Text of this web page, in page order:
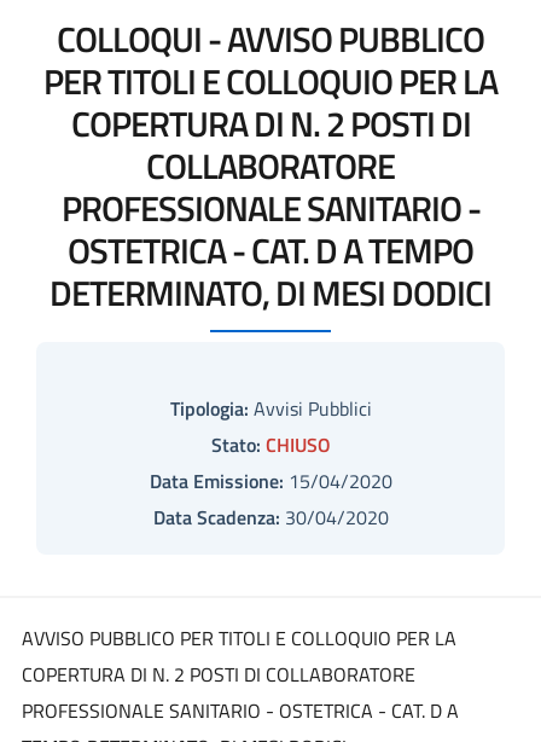
COLLOQUI - AVVISO PUBBLICO
PER TITOLI E COLLOQUIO PER LA
COPERTURA DI N. 2 POSTI DI
COLLABORATORE
PROFESSIONALE SANITARIO -
OSTETRICA - CAT. D A TEMPO
DETERMINATO, DI MESI DODICI
Tipologia: Avvisi Pubblici
Stato: CHIUSO
Data Emissione: 15/04/2020
Data Scadenza: 30/04/2020
AVVISO PUBBLICO PER TITOLI E COLLOQUIO PER LA
COPERTURA DI N. 2 POSTI DI COLLABORATORE
PROFESSIONALE SANITARIO - OSTETRICA - CAT. D A